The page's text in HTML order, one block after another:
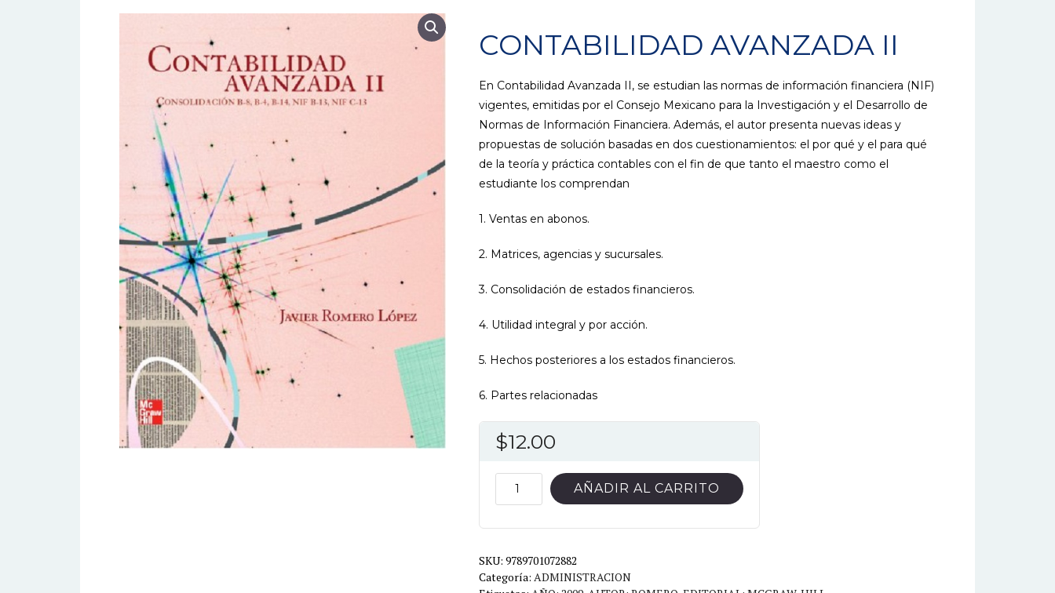
CONTABILIDAD AVANZADA II
En Contabilidad Avanzada II, se estudian las normas de información financiera (NIF)
vigentes, emitidas por el Consejo Mexicano para la Investigación y el Desarrollo de
Normas de Información Financiera. Además, el autor presenta nuevas ideas y
propuestas de solución basadas en dos cuestionamientos: el por qué y el para qué
de la teoría y práctica contables con el fin de que tanto el maestro como el
estudiante los comprendan
1. Ventas en abonos.
2. Matrices, agencias y sucursales.
3. Consolidación de estados financieros.
4. Utilidad integral y por acción.
5. Hechos posteriores a los estados financieros.
6. Partes relacionadas
$12.00
CONTABILIDAD
AVANZADA
AÑADIR AL CARRITO
SKU: 9789701072882
Categoría: ADMINISTRACION